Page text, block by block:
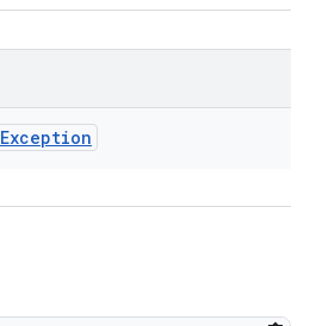
Exception